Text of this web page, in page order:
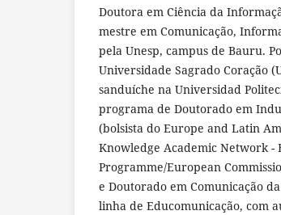
Doutora em Ciência da
mestre em Comunicação,
pela Unesp, campus de Bauru.
Universidade Sagrado Coração
sanduíche na Universidad
programa de Doutorado em
(bolsista do Europe and Latin
Knowledge Academic Network -
Programme/European
e Doutorado em Comunicação
linha de Educomunicação, com